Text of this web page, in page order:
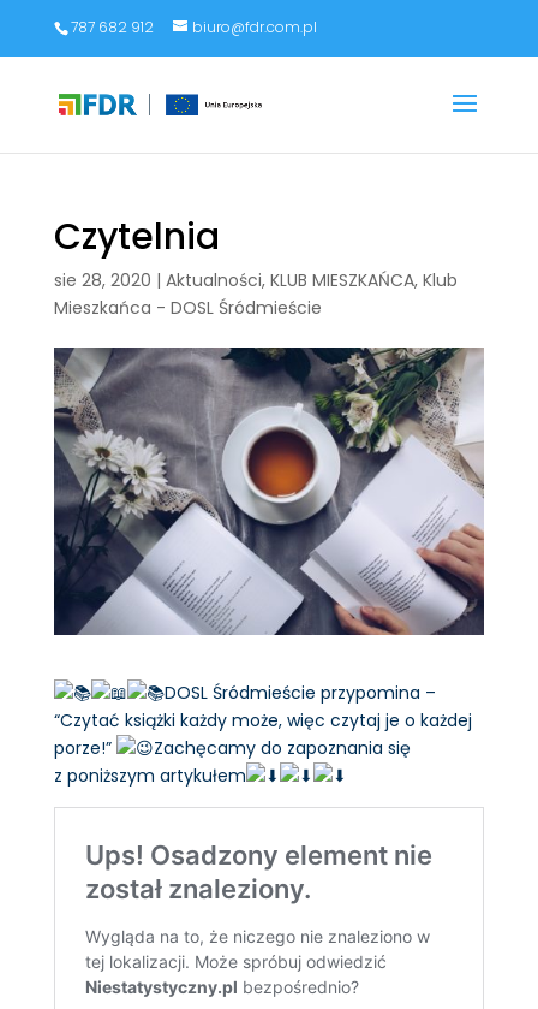
787 682 912 biuro@fdr.com.pl
Czytelnia
sie 28, 2020 | Aktualności, KLUB MIESZKAŃCA, Klub
Mieszkańca - DOSL Śródmieście
DOSL Śródmieście przypomina –
“Czytać książki każdy może, więc czytaj je o każdej
porze!”
Zachęcamy do zapoznania się
z poniższym artykułem